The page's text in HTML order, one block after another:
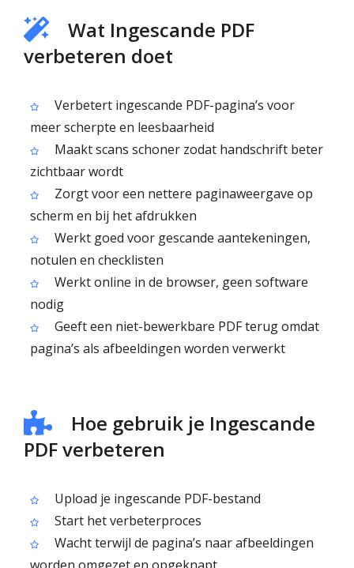
Wat Ingescande PDF
verbeteren doet
Verbetert ingescande PDF-pagina’s voor
meer scherpte en leesbaarheid
Maakt scans schoner zodat handschrift beter
zichtbaar wordt
Zorgt voor een nettere paginaweergave op
scherm en bij het afdrukken
Werkt goed voor gescande aantekeningen,
notulen en checklisten
Werkt online in de browser, geen software
nodig
Geeft een niet-bewerkbare PDF terug omdat
pagina’s als afbeeldingen worden verwerkt
Hoe gebruik je Ingescande
PDF verbeteren
Upload je ingescande PDF-bestand
Start het verbeterproces
Wacht terwijl de pagina’s naar afbeeldingen